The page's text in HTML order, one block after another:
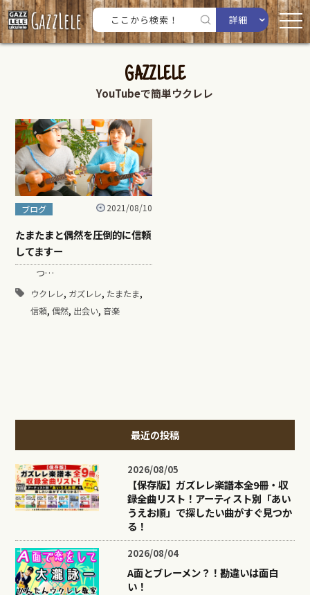
詳細
GAZZLELE
YouTubeで簡単ウクレレ
ブログ 2021/08/10
たまたまと偶然を圧倒的に信頼
してますー
つ…
ウクレレ, ガズレレ, たまたま,
信頼, 偶然, 出会い, 音楽
最近の投稿
2026/08/05
【保存版】ガズレレ楽譜本全9冊・収
録全曲リスト！アーティスト別「あい
うえお順」で探したい曲がすぐ見つか
る！
2026/08/04
A面とブレーメン？！勘違いは面白
い！